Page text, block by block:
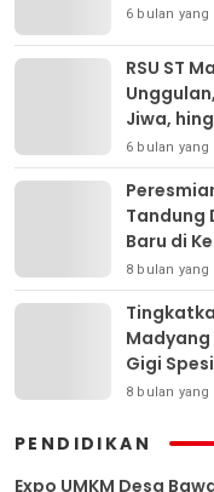
6 bulan yang
RSU ST
Jiwa,
6 bulan yang
Tandung
Baru di
8 bulan yang
Gigi
8 bulan yang
PENDIDIKAN
Expo UMKM Desa